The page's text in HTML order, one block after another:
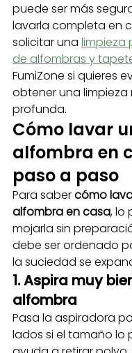
puede ser más
lavarla completa en
solicitar una limpieza
de alfombras y
FumiZone si quieres
obtener una limpieza
profunda.
Cómo lavar
alfombra en
paso a paso
Para saber cómo
alfombra en casa, lo
mojarla sin
debe ser ordenado
la suciedad se
1. Aspira muy
alfombra
Pasa la aspiradora
lados si el tamaño lo